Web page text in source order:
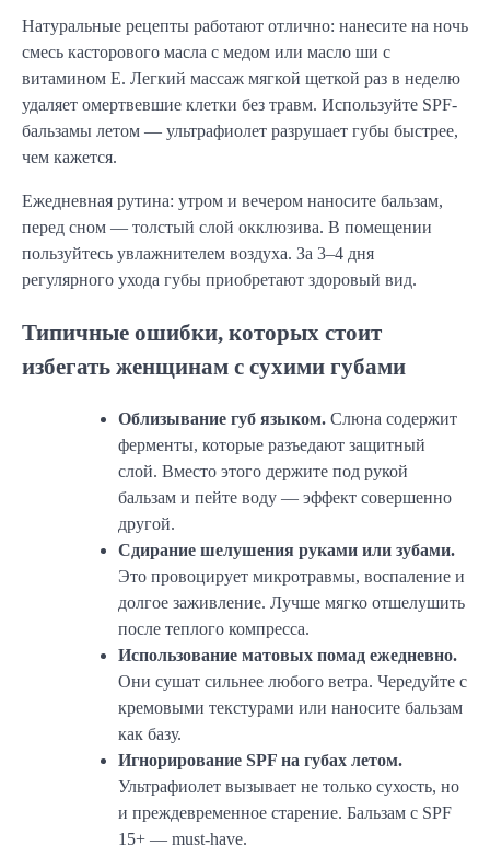
Натуральные рецепты работают отлично: нанесите на ночь
смесь касторового масла с медом или масло ши с
витамином Е. Легкий массаж мягкой щеткой раз в неделю
удаляет омертвевшие клетки без травм. Используйте SPF-
бальзамы летом — ультрафиолет разрушает губы быстрее,
чем кажется.
Ежедневная рутина: утром и вечером наносите бальзам,
перед сном — толстый слой окклюзива. В помещении
пользуйтесь увлажнителем воздуха. За 3–4 дня
регулярного ухода губы приобретают здоровый вид.
Типичные ошибки, которых стоит
избегать женщинам с сухими губами
Облизывание губ языком. Слюна содержит
ферменты, которые разъедают защитный
слой. Вместо этого держите под рукой
бальзам и пейте воду — эффект совершенно
другой.
Сдирание шелушения руками или зубами.
Это провоцирует микротравмы, воспаление и
долгое заживление. Лучше мягко отшелушить
после теплого компресса.
Использование матовых помад ежедневно.
Они сушат сильнее любого ветра. Чередуйте с
кремовыми текстурами или наносите бальзам
как базу.
Игнорирование SPF на губах летом.
Ультрафиолет вызывает не только сухость, но
и преждевременное старение. Бальзам с SPF
15+ — must-have.